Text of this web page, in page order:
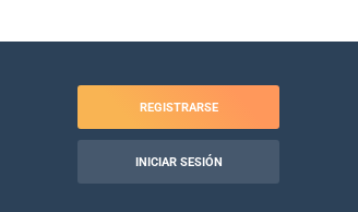
REGISTRARSE
INICIAR SESIÓN